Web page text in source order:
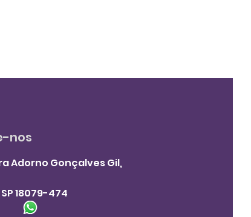
nos
Adorno Gonçalves Gil,
18079-474